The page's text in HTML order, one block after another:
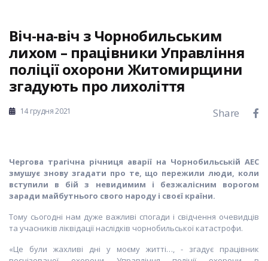
Віч-на-віч з Чорнобильським
лихом – працівники Управління
поліції охорони Житомирщини
згадують про лихоліття
14 грудня 2021 Share
Чергова трагічна річниця аварії на Чорнобильській АЕС
змушує знову згадати про те, що пережили люди, коли
вступили в бій з невидимим і безжалісним ворогом
заради майбутнього свого народу і своєї країни.
Тому сьогодні нам дуже важливі спогади і свідчення очевидців
та учасників ліквідації наслідків чорнобильської катастрофи.
«Це були жахливі дні у моєму житті…, - згадує працівник